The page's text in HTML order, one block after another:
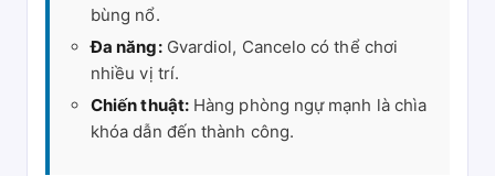
bùng nổ.
Đa năng:Gvardiol, Cancelo có thể chơi
nhiều vị trí.
Chiến thuật:Hàng phòng ngự mạnh là chìa
khóa dẫn đến thành công.